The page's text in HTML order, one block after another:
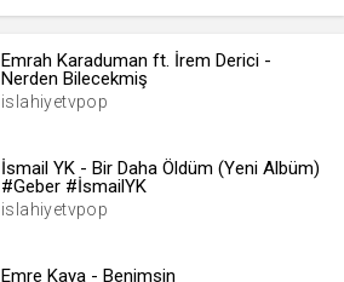
Oturum doğrulama verisi
Site içeriği önerme
1 yıl
Emrah Karaduman ft. İrem Derici -
Nerden Bilecekmiş
islahiyetvpop
İsmail YK - Bir Daha Öldüm (Yeni Albüm)
#Geber #İsmailYK
islahiyetvpop
Emre Kaya - Benimsin